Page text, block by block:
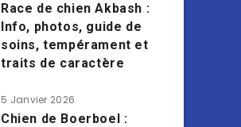
Race de chien Akbash :
Info, photos, guide de
soins, tempérament et
traits de caractère
5 Janvier 2026
Chien de Boerboel :